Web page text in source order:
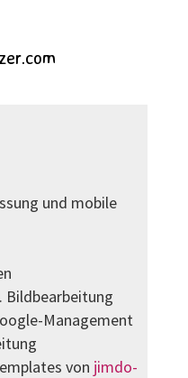
und mobile
Management
von jimdo-